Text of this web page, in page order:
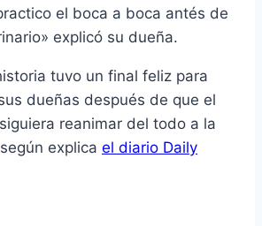
el boca a boca antés de
explicó su dueña.
tuvo un final feliz para
dueñas después de que el
reanimar del todo a la
explica el diario Daily